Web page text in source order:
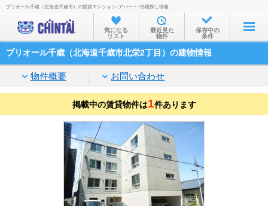
お部屋を探す
沿線・駅から
家賃相場から
通勤通学時間から
物件特集から
不動産会社から
TOP
プリオール千歳（北海道千歳市）の賃貸マンション･アパート･部屋探し情報
気になる
リスト
最近見た
物件
保存中の
条件
プリオール千歳（北海道千歳市北栄2丁目）の建物情報
物件概要 お問い合わせ
掲載中の賃貸物件は1件あります